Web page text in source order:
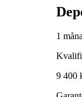
1
9 400